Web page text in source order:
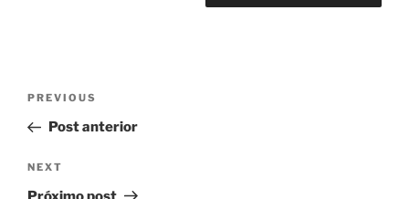
Navegação
Post
Previous
Post
PREVIOUS
Post anterior
Next
Post
NEXT